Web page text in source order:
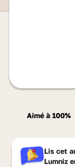
Aimé à 100%
Lis cet
Lumniz